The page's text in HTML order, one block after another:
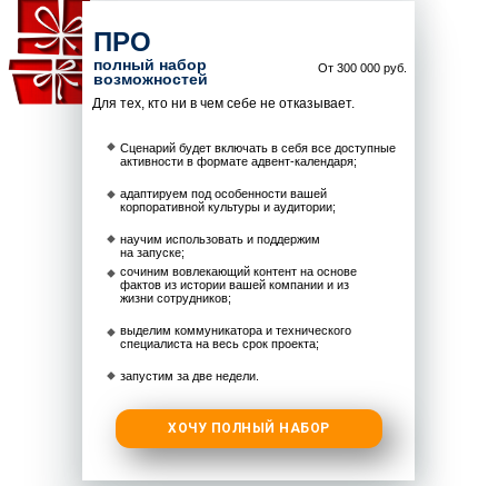
Сценарий будет включать в себя все доступные
активности в формате адвент-календаря;
адаптируем под особенности вашей
корпоративной культуры и аудитории;
сочиним вовлекающий контент на основе
фактов из истории вашей компании и из
жизни сотрудников;
научим использовать и поддержим
на запуске;
выделим коммуникатора и технического
специалиста на весь срок проекта;
запустим за две недели.
ПРО
Для тех, кто ни в чем себе не отказывает.
ХОЧУ ПОЛНЫЙ НАБОР
От 300 000 руб.
полный набор
возможностей